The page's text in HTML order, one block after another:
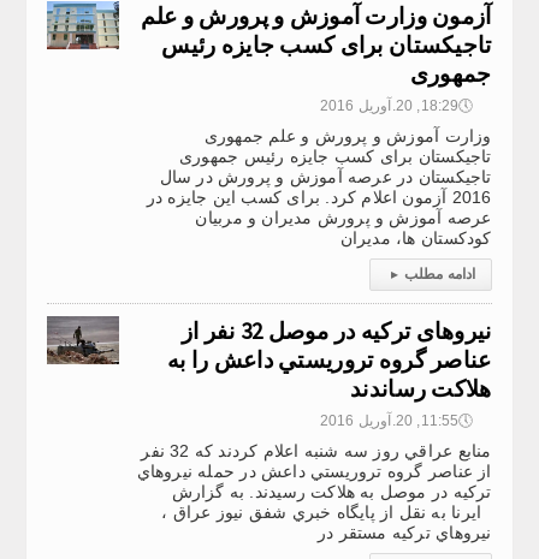
آزمون وزارت آموزش و پرورش و علم
تاجیکستان برای کسب جایزه رئیس
جمهوری
🕔18:29, 20.آوریل 2016
وزارت آموزش و پرورش و علم جمهوری
تاجیکستان برای کسب جایزه رئیس جمهوری
تاجیکستان در عرصه آموزش و پرورش در سال
2016 آزمون اعلام کرد. برای کسب این جایزه در
عرصه آموزش و پرورش مدیران و مربیان
کودکستان ها، مدیران
ادامه مطلب ▸
نيروهای تركيه در موصل 32 نفر از
عناصر گروه تروريستي داعش را به
هلاکت رساندند
🕔11:55, 20.آوریل 2016
منابع عراقي روز سه شنبه اعلام كردند كه 32 نفر
از عناصر گروه تروريستي داعش در حمله نيروهاي
تركيه در موصل به هلاكت رسيدند. به گزارش
ایرنا به نقل از پايگاه خبري شفق نيوز عراق ،
نيروهاي تركيه مستقر در